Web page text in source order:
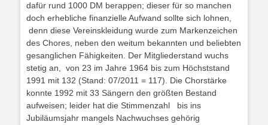
dafür rund 1000 DM berappen; dieser für so manchen
doch erhebliche finanzielle Aufwand sollte sich lohnen,
denn diese Vereinskleidung wurde zum Markenzeichen
des Chores, neben den weitum bekannten und beliebten
gesanglichen Fähigkeiten. Der Mitgliederstand wuchs
stetig an, von 23 im Jahre 1964 bis zum Höchststand
1991 mit 132 (Stand: 07/2011 = 117). Die Chorstärke
konnte 1992 mit 33 Sängern den größten Bestand
aufweisen; leider hat die Stimmenzahl bis ins
Jubiläumsjahr mangels Nachwuchses gehörig